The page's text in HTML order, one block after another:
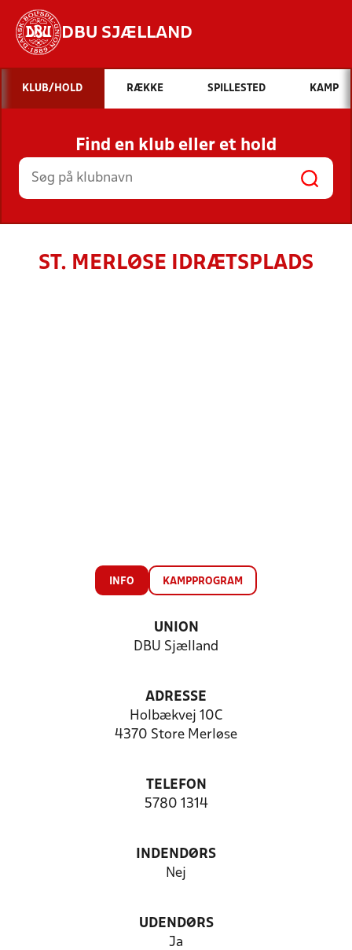
DBU SJÆLLAND
Hvad vil du søge efter?
INDHOLD OG NYHEDER
STILLINGER, RESULTATER, KLUBBER OG
HOLD
KLUB/HOLD RÆKKE SPILLESTED KAMP
Find en klub eller et hold
ST. MERLØSE IDRÆTSPLADS
INFO KAMPPROGRAM
UNION
DBU Sjælland
ADRESSE
Holbækvej 10C
4370 Store Merløse
TELEFON
5780 1314
INDENDØRS
Nej
UDENDØRS
Ja